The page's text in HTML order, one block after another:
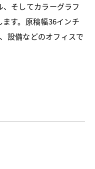
そしてカラーグラフ
す。原稿幅36インチ
設備などのオフィスで